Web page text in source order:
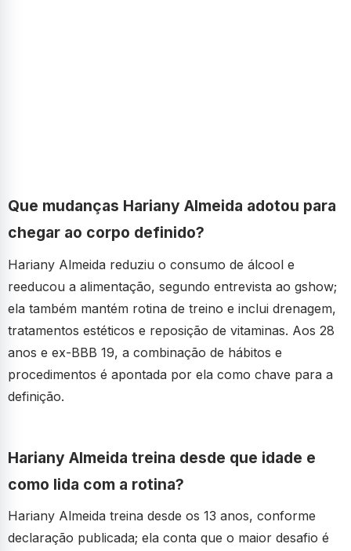
Que mudanças Hariany Almeida adotou para
chegar ao corpo definido?
Hariany Almeida reduziu o consumo de álcool e
reeducou a alimentação, segundo entrevista ao gshow;
ela também mantém rotina de treino e inclui drenagem,
tratamentos estéticos e reposição de vitaminas. Aos 28
anos e ex-BBB 19, a combinação de hábitos e
procedimentos é apontada por ela como chave para a
definição.
Hariany Almeida treina desde que idade e
como lida com a rotina?
Hariany Almeida treina desde os 13 anos, conforme
declaração publicada; ela conta que o maior desafio é